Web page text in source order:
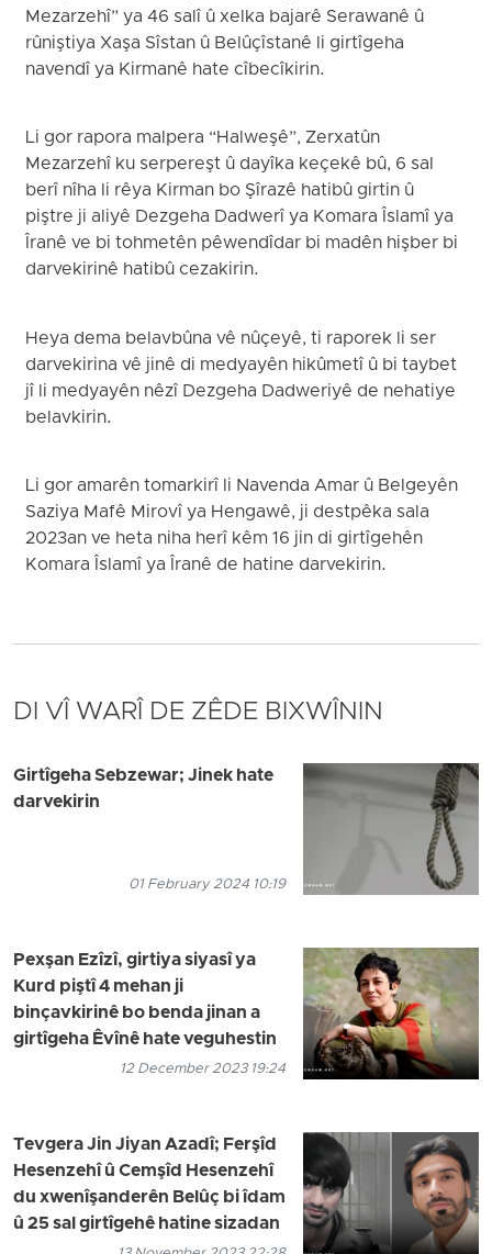
Mezarzehî” ya 46 salî û xelka bajarê Serawanê û
rûniştiya Xaşa Sîstan û Belûçîstanê li girtîgeha
navendî ya Kirmanê hate cîbecîkirin.
Li gor rapora malpera “Halweşê”, Zerxatûn
Mezarzehî ku serpereşt û dayîka keçekê bû, 6 sal
berî nîha li rêya Kirman bo Şîrazê hatibû girtin û
piştre ji aliyê Dezgeha Dadwerî ya Komara Îslamî ya
Îranê ve bi tohmetên pêwendîdar bi madên hişber bi
darvekirinê hatibû cezakirin.
Heya dema belavbûna vê nûçeyê, ti raporek li ser
darvekirina vê jinê di medyayên hikûmetî û bi taybet
jî li medyayên nêzî Dezgeha Dadweriyê de nehatiye
belavkirin.
Li gor amarên tomarkirî li Navenda Amar û Belgeyên
Saziya Mafê Mirovî ya Hengawê, ji destpêka sala
2023an ve heta niha herî kêm 16 jin di girtîgehên
Komara Îslamî ya Îranê de hatine darvekirin.
DI VÎ WARÎ DE ZÊDE BIXWÎNIN
Girtîgeha Sebzewar; Jinek hate
darvekirin
01 February 2024 10:19
Pexşan Ezîzî, girtiya siyasî ya
Kurd piştî 4 mehan ji
binçavkirinê bo benda jinan a
girtîgeha Êvînê hate veguhestin
12 December 2023 19:24
Tevgera Jin Jiyan Azadî; Ferşîd
Hesenzehî û Cemşîd Hesenzehî
du xwenîşanderên Belûç bi îdam
û 25 sal girtîgehê hatine sizadan